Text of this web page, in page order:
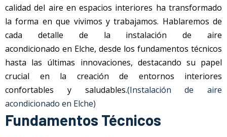
calidad del aire en espacios interiores ha transformado
la forma en que vivimos y trabajamos. Hablaremos de
cada detalle de la instalación de aire
acondicionado en Elche, desde los fundamentos técnicos
hasta las últimas innovaciones, destacando su papel
crucial en la creación de entornos interiores
confortables y saludables.(Instalación de aire
acondicionado en Elche)
Fundamentos Técnicos